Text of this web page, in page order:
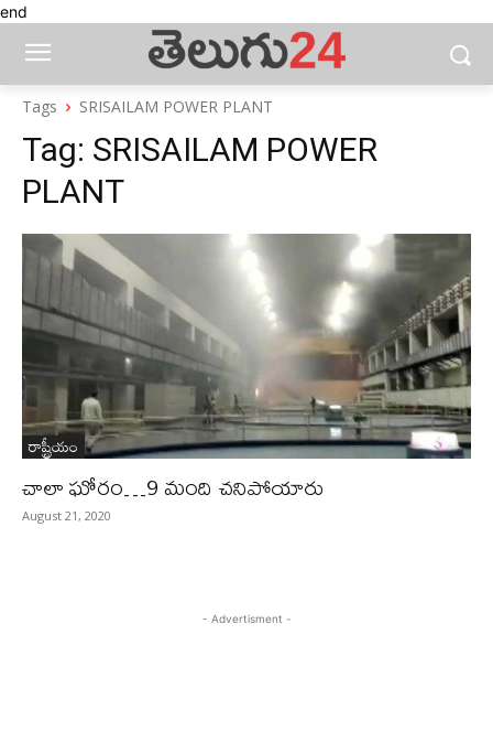
end
Tags SRISAILAM POWER PLANT
Tag: SRISAILAM POWER
PLANT
రాష్ట్రీయం
చాలా ఘోరం…9 మంది చనిపోయారు
August 21, 2020
- Advertisment -